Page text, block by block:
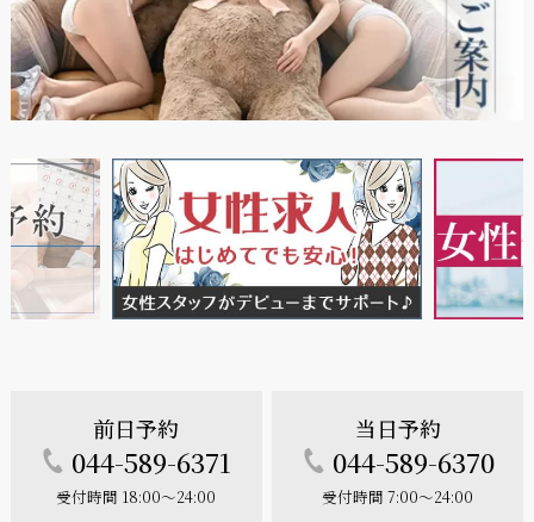
前日予約
044-589-6371
受付時間 18:00～24:00
当日予約
044-589-6370
受付時間 7:00～24:00